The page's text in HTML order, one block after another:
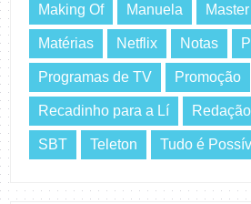
Making Of Manuela
Matérias Netflix Notas
Programas de TV Promoção
Recadinho para a Lí Redação
SBT Teleton Tudo é